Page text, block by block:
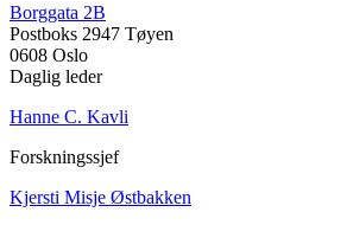
Borggata 2B
Postboks 2947 Tøyen
0608 Oslo
Daglig leder
Hanne C. Kavli
Forskningssjef
Kjersti Misje Østbakken